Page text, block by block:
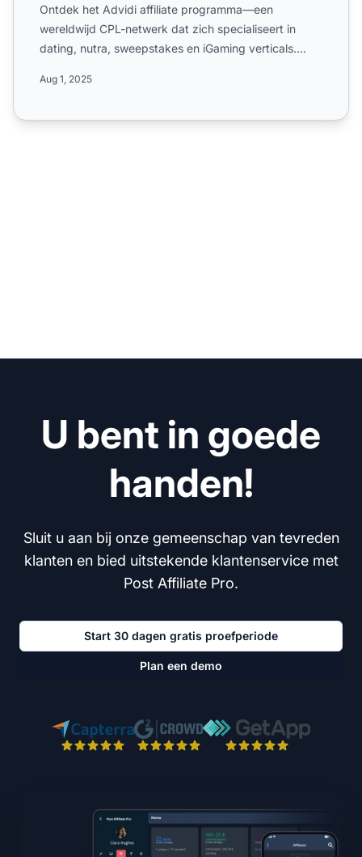
Ontdek het Advidi affiliate programma—een
wereldwijd CPL-netwerk dat zich specialiseert in
dating, nutra, sweepstakes en iGaming verticals.
Aug 1, 2025
U bent in goede
handen!
Sluit u aan bij onze gemeenschap van tevreden
klanten en bied uitstekende klantenservice met
Post Affiliate Pro.
Start 30 dagen gratis proefperiode
Plan een demo